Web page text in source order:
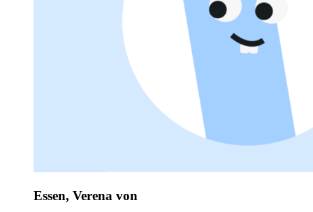
Essen, Verena von